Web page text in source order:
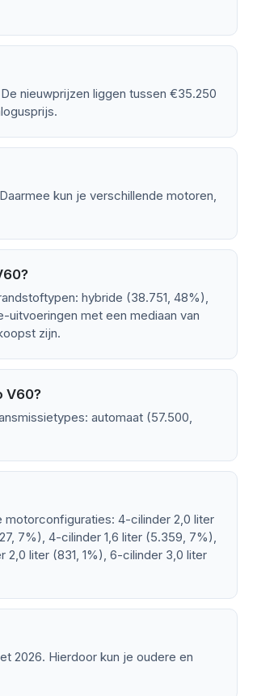
nieuwprijzen liggen tussen €35.250
kun je verschillende motoren,
hybride (38.751, 48%),
uitvoeringen met een mediaan van
zijn.
V60?
automaat (57.500,
4-cilinder 2,0 liter
7%), 4-cilinder 1,6 liter (5.359, 7%),
liter (831, 1%), 6-cilinder 3,0 liter
2026. Hierdoor kun je oudere en